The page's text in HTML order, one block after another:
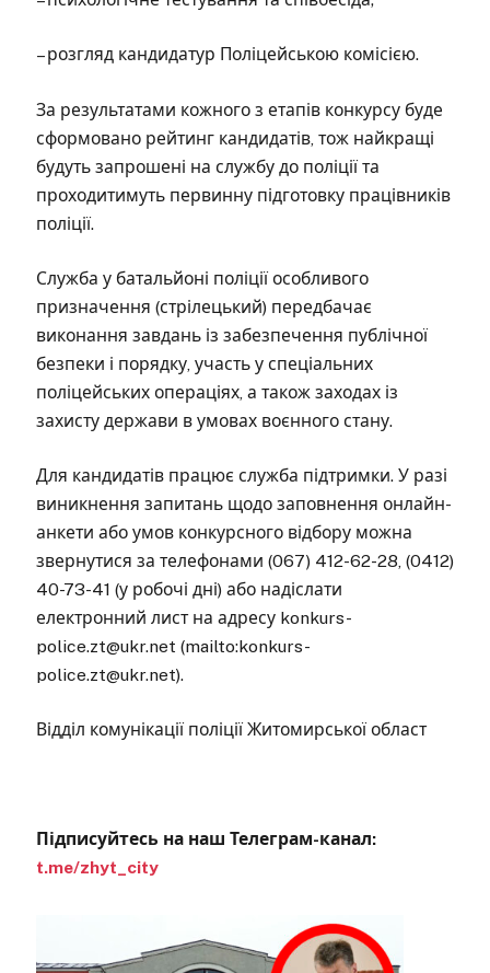
– розгляд кандидатур Поліцейською комісією.
За результатами кожного з етапів конкурсу буде
сформовано рейтинг кандидатів, тож найкращі
будуть запрошені на службу до поліції та
проходитимуть первинну підготовку працівників
поліції.
Служба у батальйоні поліції особливого
призначення (стрілецький) передбачає
виконання завдань із забезпечення публічної
безпеки і порядку, участь у спеціальних
поліцейських операціях, а також заходах із
захисту держави в умовах воєнного стану.
Для кандидатів працює служба підтримки. У разі
виникнення запитань щодо заповнення онлайн-
анкети або умов конкурсного відбору можна
звернутися за телефонами (067) 412-62-28, (0412)
40-73-41 (у робочі дні) або надіслати
електронний лист на адресу konkurs-
police.zt@ukr.net (mailto:konkurs-
police.zt@ukr.net).
Відділ комунікації поліції Житомирської област
Підписуйтесь на наш Телеграм-канал:
t.me/zhyt_city